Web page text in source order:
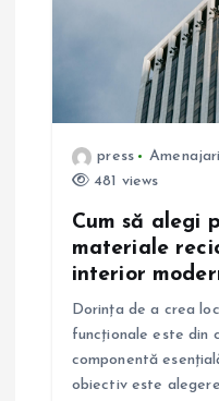
r
press Amenajari
481 views
Cum să alegi
materiale
interior
Dorința de a crea
funcționale este din
componentă
obiectiv este